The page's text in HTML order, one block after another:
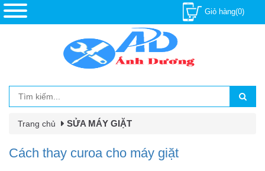
Giỏ hàng(0)
Trang chủ SỬA MÁY GIẶT
Cách thay curoa cho máy giặt